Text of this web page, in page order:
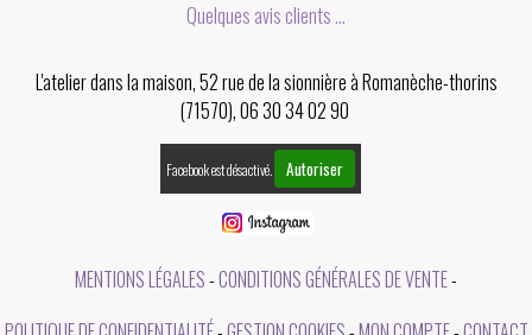
Quelques avis clients ...
L'atelier dans la maison, 52 rue de la sionnière à Romanèche-thorins
(71570), 06 30 34 02 90
Facebook est désactivé. Autoriser
MENTIONS LÉGALES CONDITIONS GÉNÉRALES DE VENTE